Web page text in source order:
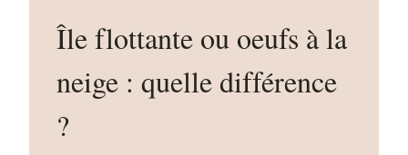
Île flottante ou oeufs à la
neige : quelle différence
?